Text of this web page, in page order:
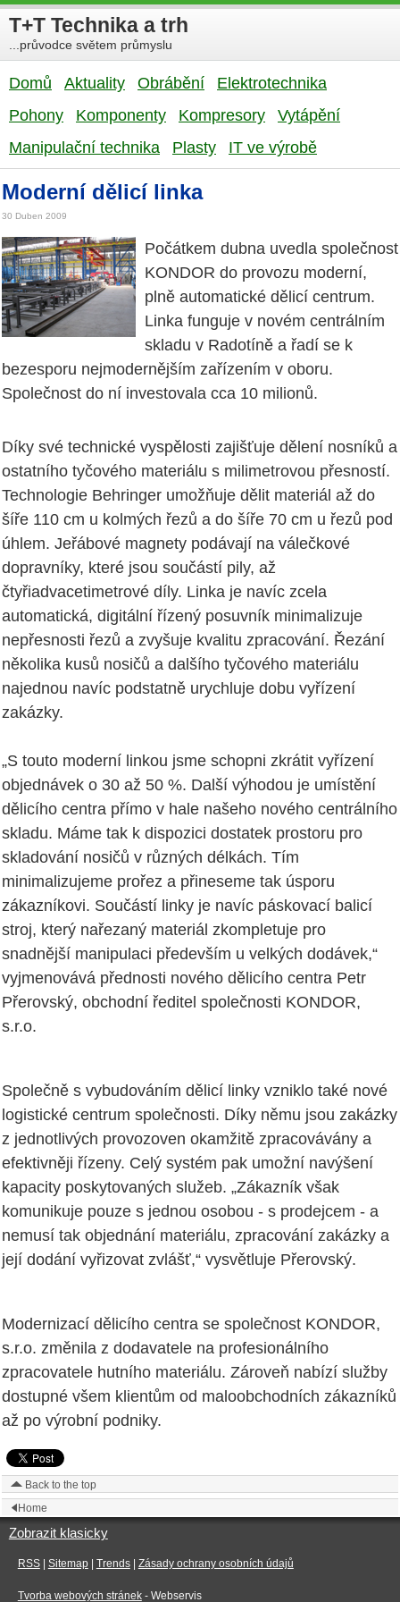
T+T Technika a trh
...průvodce světem průmyslu
Domů Aktuality Obrábění
Elektrotechnika
Pohony
Komponenty Kompresory
Vytápění
Manipulační technika
Plasty IT ve výrobě
Moderní dělicí linka
30 Duben 2009
Počátkem dubna uvedla společnost
KONDOR do provozu moderní,
plně automatické dělicí centrum.
Linka funguje v novém centrálním
skladu v Radotíně a řadí se k
bezesporu nejmodernějším zařízením v oboru.
Společnost do ní investovala cca 10 milionů.
Díky své technické vyspělosti zajišťuje dělení nosníků a
ostatního tyčového materiálu s milimetrovou přesností.
Technologie Behringer umožňuje dělit materiál až do
šíře 110 cm u kolmých řezů a do šíře 70 cm u řezů pod
úhlem. Jeřábové magnety podávají na válečkové
dopravníky, které jsou součástí pily, až
čtyřiadvacetimetrové díly. Linka je navíc zcela
automatická, digitální řízený posuvník minimalizuje
nepřesnosti řezů a zvyšuje kvalitu zpracování. Řezání
několika kusů nosičů a dalšího tyčového materiálu
najednou navíc podstatně urychluje dobu vyřízení
zakázky.
„S touto moderní linkou jsme schopni zkrátit vyřízení
objednávek o 30 až 50 %. Další výhodou je umístění
dělicího centra přímo v hale našeho nového centrálního
skladu. Máme tak k dispozici dostatek prostoru pro
skladování nosičů v různých délkách. Tím
minimalizujeme prořez a přineseme tak úsporu
zákazníkovi. Součástí linky je navíc páskovací balicí
stroj, který nařezaný materiál zkompletuje pro
snadnější manipulaci především u velkých dodávek,“
vyjmenovává přednosti nového dělicího centra Petr
Přerovský, obchodní ředitel společnosti KONDOR,
s.r.o.
Společně s vybudováním dělicí linky vzniklo také nové
logistické centrum společnosti. Díky němu jsou zakázky
z jednotlivých provozoven okamžitě zpracovávány a
efektivněji řízeny. Celý systém pak umožní navýšení
kapacity poskytovaných služeb. „Zákazník však
komunikuje pouze s jednou osobou - s prodejcem - a
nemusí tak objednání materiálu, zpracování zakázky a
její dodání vyřizovat zvlášť,“ vysvětluje Přerovský.
Modernizací dělicího centra se společnost KONDOR,
s.r.o. změnila z dodavatele na profesionálního
zpracovatele hutního materiálu. Zároveň nabízí služby
dostupné všem klientům od maloobchodních zákazníků
až po výrobní podniky.
Back to the top
Home
Zobrazit klasicky
RSS| Sitemap| Trends| Zásady ochrany osobních údajů
Tvorba webových stránek- Webservis